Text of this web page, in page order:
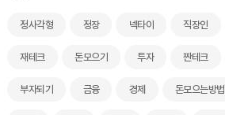
정사각형 정장 넥타이 직장인
재테크 돈모으기 투자 짠테크
부자되기 금융 경제 돈모으는방법